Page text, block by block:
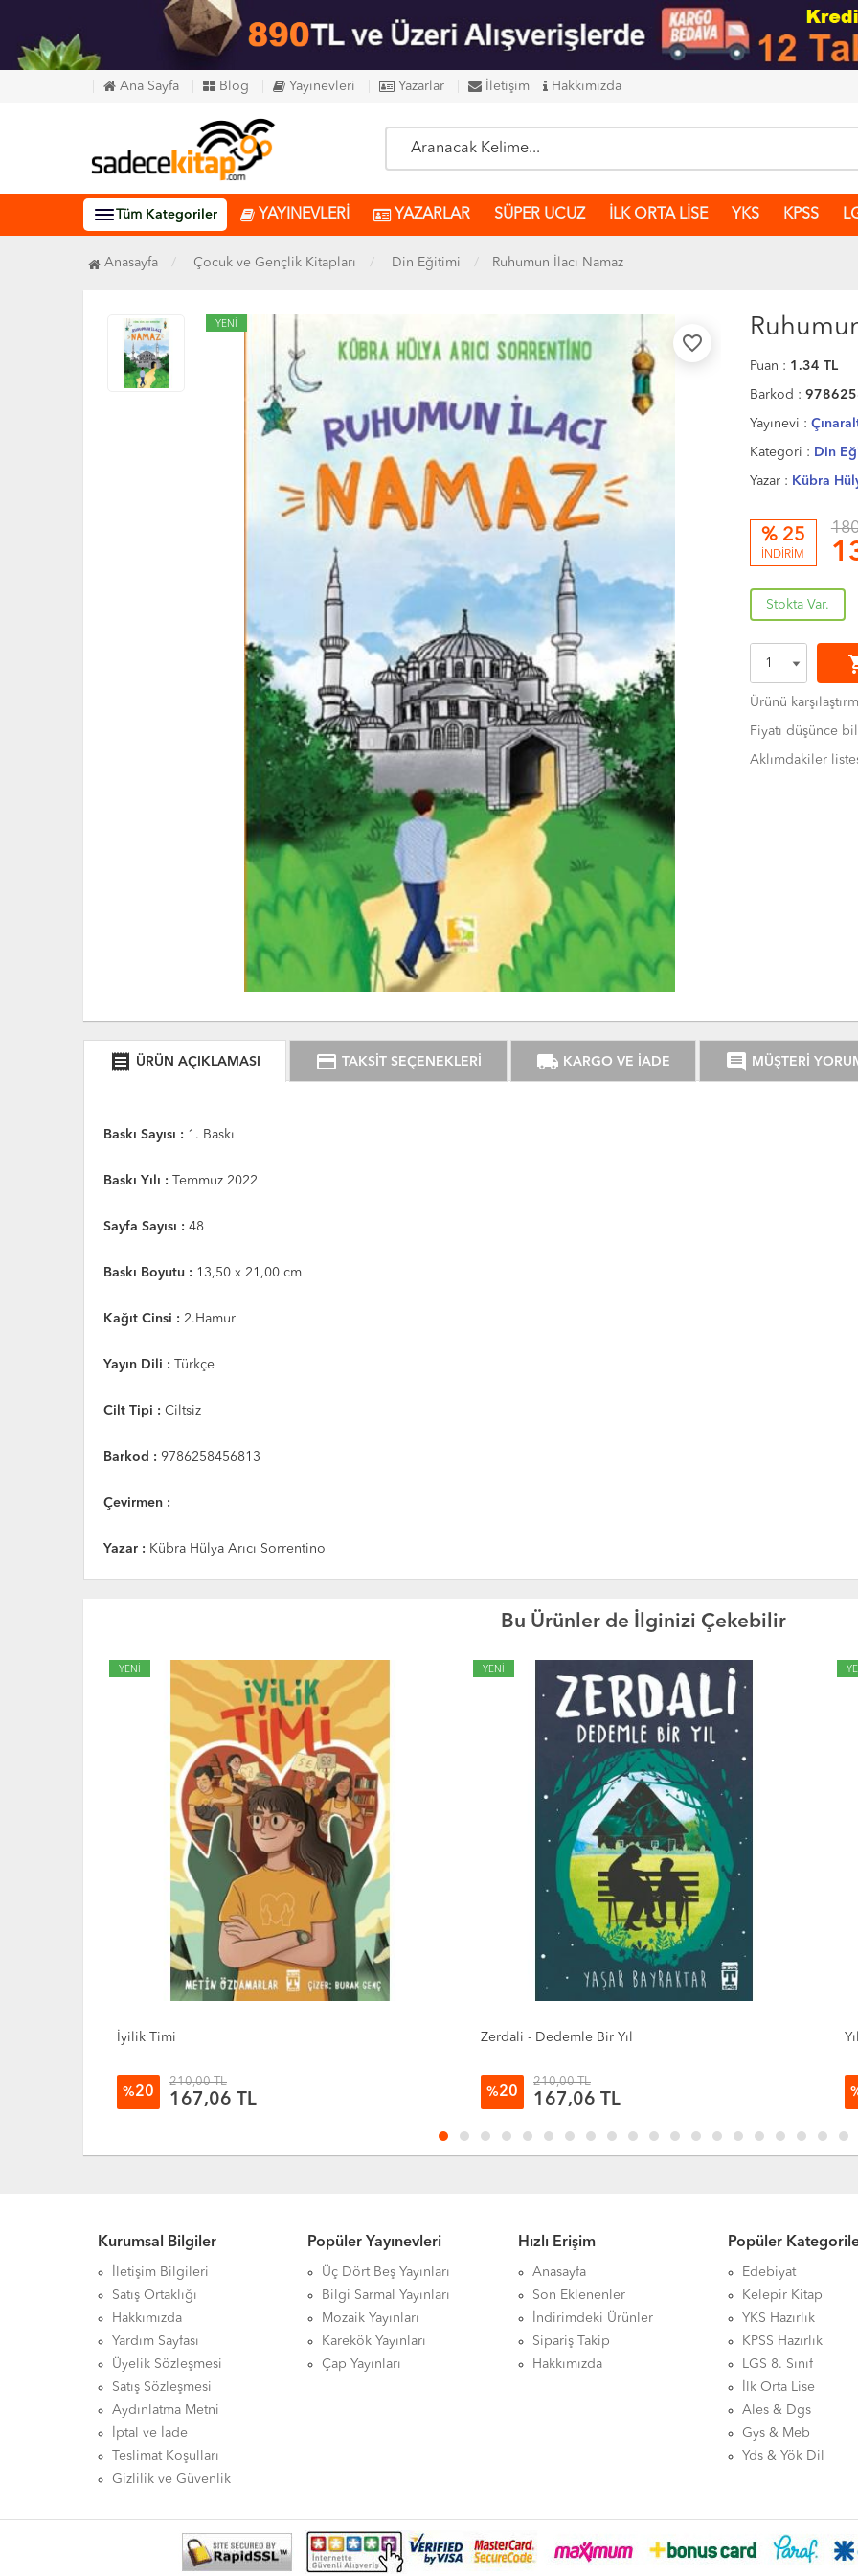
Ana Sayfa Blog Yayınevleri Yazarlar İletişim Hakkımızda
Tüm Kategoriler YAYINEVLERİ YAZARLAR SÜPER UCUZ İLK ORTA LİSE YKS KPSS
Anasayfa Çocuk ve Gençlik Kitapları Din Eğitimi Ruhumun İlacı Namaz
YENİ
favorite_border
Puan : 1.34 TL
Barkod :
Yayınevi :
Kategori : Din
Yazar : Kübra
% 25
İNDİRİM
Stokta Var.
Ürünü
Fiyatı düşünce
Aklımdakiler
receipt ÜRÜN AÇIKLAMASI credit_card TAKSİT SEÇENEKLERİ local_shipping KARGO VE İADE comment MÜŞTERİ
Baskı Sayısı : 1. Baskı
Baskı Yılı : Temmuz 2022
Sayfa Sayısı : 48
Baskı Boyutu : 13,50 x 21,00 cm
Kağıt Cinsi : 2.Hamur
Yayın Dili : Türkçe
Cilt Tipi : Ciltsiz
Barkod : 9786258456813
Çevirmen :
Yazar : Kübra Hülya Arıcı Sorrentino
Bu Ürünler de İlginizi Çekebilir
YENİ
Zerdali - Dedemle Bir Yıl
%20
210,00 TL
167,06 TL
YENİ
Yıldızlara Yakın
%20
210,00 TL
167,06 TL
Kurumsal Bilgiler
İletişim Bilgileri
Satış Ortaklığı
Hakkımızda
Yardım Sayfası
Üyelik Sözleşmesi
Satış Sözleşmesi
Aydınlatma Metni
İptal ve İade
Teslimat Koşulları
Gizlilik ve Güvenlik
Popüler Yayınevleri
Üç Dört Beş Yayınları
Bilgi Sarmal Yayınları
Mozaik Yayınları
Karekök Yayınları
Çap Yayınları
Hızlı Erişim
Anasayfa
Son Eklenenler
İndirimdeki Ürünler
Sipariş Takip
Hakkımızda
Popüler
Edebiyat
Kelepir Kitap
YKS Hazırlık
KPSS Hazırlık
LGS 8. Sınıf
İlk Orta Lise
Ales & Dgs
Gys & Meb
Yds & Yök Dil